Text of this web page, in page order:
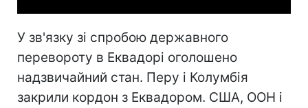
У зв'язку зі спробою державного
перевороту в Еквадорі оголошено
надзвичайний стан. Перу і Колумбія
закрили кордон з Еквадором. США, ООН і